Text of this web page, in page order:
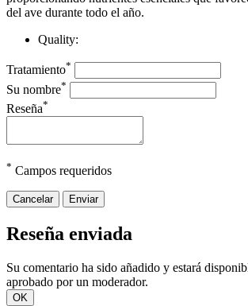
del ave durante todo el año.
Quality:
Tratamiento*
Su nombre*
Reseña*
* Campos requeridos
Cancelar Enviar
Reseña enviada
Su comentario ha sido añadido y estará
aprobado por un moderador.
OK